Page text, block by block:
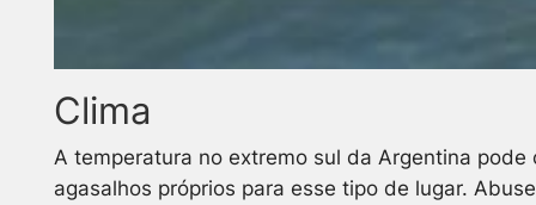
Clima
A temperatura no extremo sul da Argentina
agasalhos próprios para esse tipo de lugar.